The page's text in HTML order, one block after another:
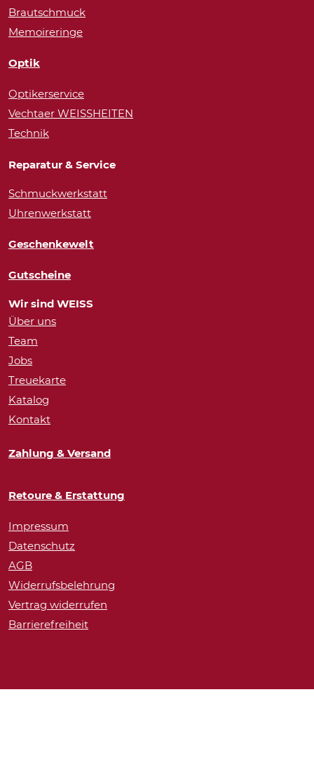
Brautschmuck
Memoireringe
Optik
Optikerservice
Vechtaer WEISSHEITEN
Technik
Reparatur & Service
Schmuckwerkstatt
Uhrenwerkstatt
Geschenkewelt
Gutscheine
Wir sind WEISS
Über uns
Team
Jobs
Treuekarte
Katalog
Kontakt
Zahlung & Versand
Retoure & Erstattung
Impressum
Datenschutz
AGB
Widerrufsbelehrung
Vertrag widerrufen
Barrierefreiheit